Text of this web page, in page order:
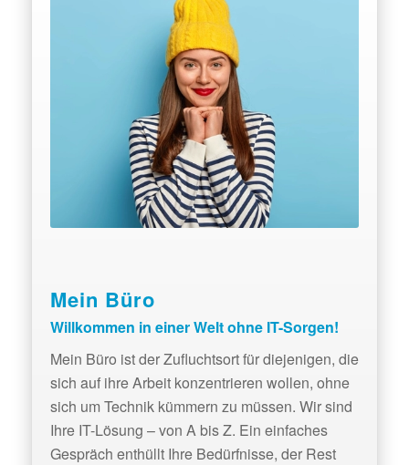
Mein Büro
Willkommen in einer Welt ohne IT-Sorgen!
Mein Büro ist der Zufluchtsort für diejenigen, die
sich auf ihre Arbeit konzentrieren wollen, ohne
sich um Technik kümmern zu müssen. Wir sind
Ihre IT-Lösung – von A bis Z. Ein einfaches
Gespräch enthüllt Ihre Bedürfnisse, der Rest